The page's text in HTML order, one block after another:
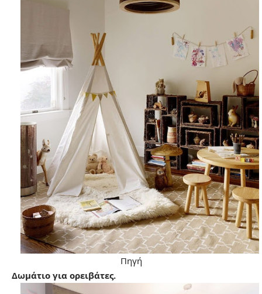
Πηγή
Δωμάτιο για ορειβάτες.